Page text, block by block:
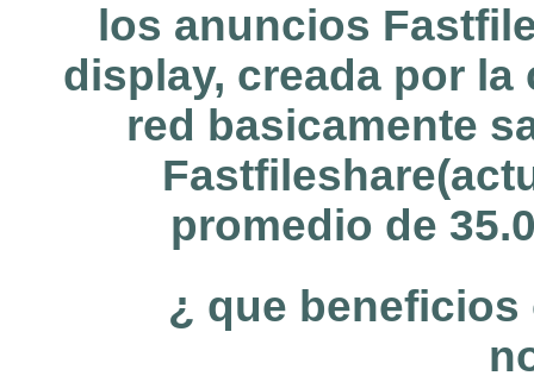
los anuncios
display, creada por
red basicamente
promedio de
¿ que